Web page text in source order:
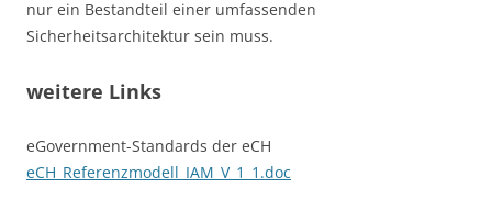
nur ein Bestandteil einer umfassenden
Sicherheitsarchitektur sein muss.
weitere Links
eGovernment-Standards der eCH
eCH_Referenzmodell_IAM_V_1_1.doc